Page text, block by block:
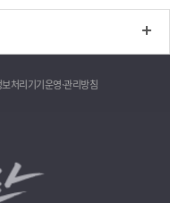
처리기기운영·관리방침